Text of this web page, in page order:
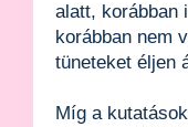
alatt, korábban
korábban nem
tüneteket éljen
Míg a